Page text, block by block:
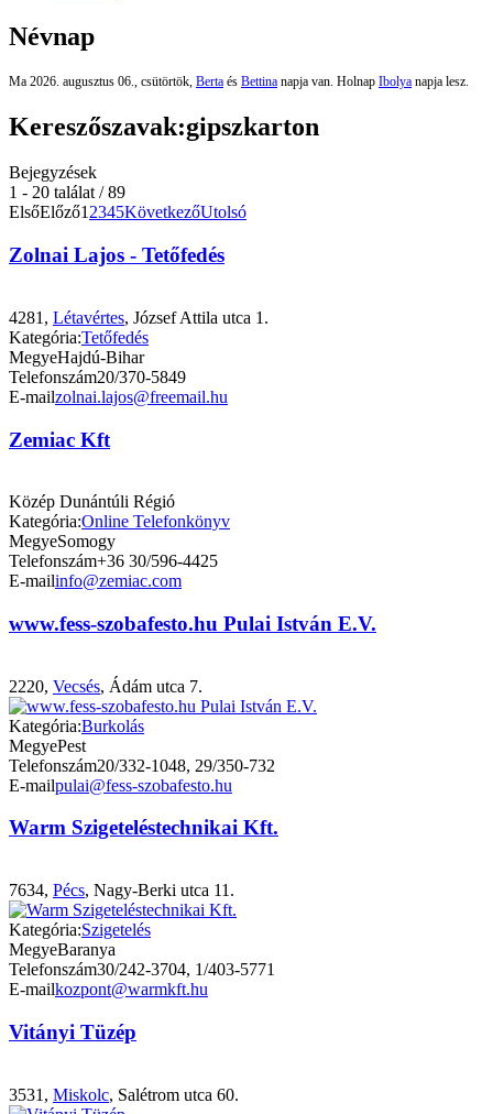
Névnap
Ma 2026. augusztus 06., csütörtök, Berta és Bettina napja van. Holnap Ibolya napja lesz.
Kereszőszavak:gipszkarton
Bejegyzések
1 - 20 találat / 89
ElsőElőző12345KövetkezőUtolsó
Zolnai Lajos - Tetőfedés
4281, Létavértes, József Attila utca 1.
Kategória:Tetőfedés
MegyeHajdú-Bihar
Telefonszám20/370-5849
E-mailzolnai.lajos@freemail.hu
Zemiac Kft
Közép Dunántúli Régió
Kategória:Online Telefonkönyv
MegyeSomogy
Telefonszám+36 30/596-4425
E-mailinfo@zemiac.com
www.fess-szobafesto.hu Pulai István E.V.
2220, Vecsés, Ádám utca 7.
Kategória:Burkolás
MegyePest
Telefonszám20/332-1048, 29/350-732
E-mailpulai@fess-szobafesto.hu
Warm Szigeteléstechnikai Kft.
7634, Pécs, Nagy-Berki utca 11.
Kategória:Szigetelés
MegyeBaranya
Telefonszám30/242-3704, 1/403-5771
E-mailkozpont@warmkft.hu
Vitányi Tüzép
3531, Miskolc, Salétrom utca 60.